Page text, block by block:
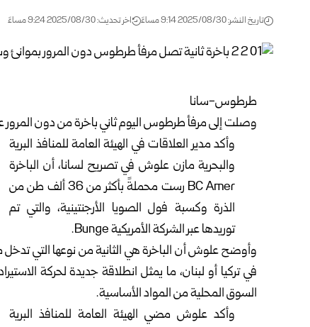
تاريخ النشر: 2025/08/30 9:14 مساءً اخر تحديث: 2025/08/30 9:24 مساءً
طرطوس-سانا
وصلت إلى مرفأ طرطوس اليوم ثاني باخرة من دون المرور
وأكد مدير العلاقات في الهيئة العامة للمنافذ البرية
والبحرية مازن علوش في تصريح لسانا، أن الباخرة
BC Amer رست محملةً بأكثر من 36 ألف طن من
الذرة وكسبة فول الصويا الأرجنتينية، والتي تم
توريدها عبر الشركة الأمريكية Bunge.
وأوضح علوش أن الباخرة هي الثانية من نوعها التي تدخل
في تركيا أو لبنان، ما يمثل انطلاقة جديدة لحركة
السوق المحلية من المواد الأساسية.
وأكد علوش مضي الهيئة العامة للمنافذ البرية